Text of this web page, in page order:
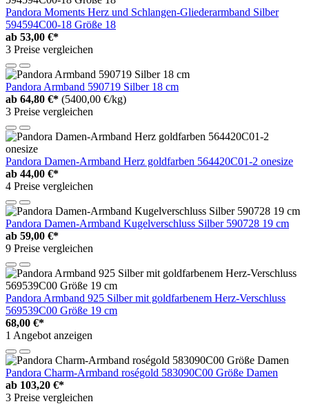
Pandora Moments Herz und Schlangen-Gliederarmband Silber
594594C00-18 Größe 18
ab 53,00 €*
3 Preise vergleichen
Pandora Armband 590719 Silber 18 cm
ab 64,80 €* (5400,00 €/kg)
3 Preise vergleichen
Pandora Damen-Armband Herz goldfarben 564420C01-2 onesize
ab 44,00 €*
4 Preise vergleichen
Pandora Damen-Armband Kugelverschluss Silber 590728 19 cm
ab 59,00 €*
9 Preise vergleichen
Pandora Armband 925 Silber mit goldfarbenem Herz-Verschluss
569539C00 Größe 19 cm
68,00 €*
1 Angebot anzeigen
Pandora Charm-Armband roségold 583090C00 Größe Damen
ab 103,20 €*
3 Preise vergleichen